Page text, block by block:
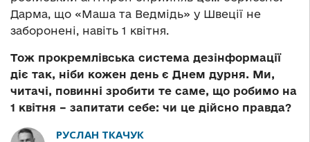
Дарма, що «Маша та Ведмідь» у Швеції не
заборонені, навіть 1 квітня.
Тож прокремлівська система дезінформації
діє так, ніби кожен день є Днем дурня. Ми,
читачі, повинні зробити те саме, що робимо на
1 квітня – запитати себе: чи це дійсно правда?
РУСЛАН ТКАЧУК